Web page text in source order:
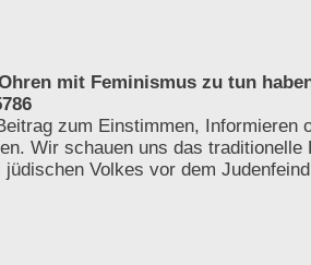
mit Feminismus zu tun
zum Einstimmen, Informieren
Wir schauen uns das traditionelle
Volkes vor dem